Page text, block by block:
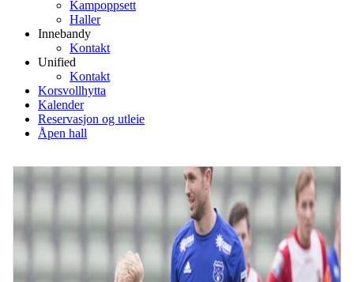
Kampoppsett
Haller
Innebandy
Kontakt
Unified
Kontakt
Korsvollhytta
Kalender
Reservasjon og utleie
Åpen hall